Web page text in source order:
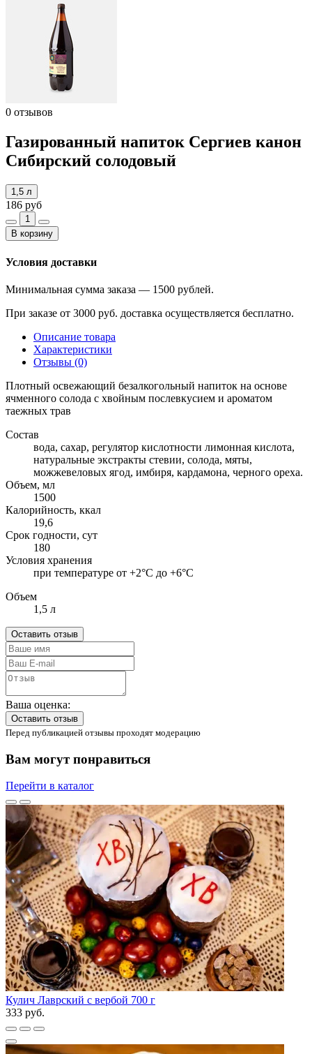
0 отзывов
Газированный напиток Сергиев канон
Сибирский солодовый
1,5 л
186 руб
1
В корзину
Условия доставки
Минимальная сумма заказа — 1500 рублей.
При заказе от 3000 руб. доставка осуществляется бесплатно.
Описание товара
Характеристики
Отзывы (0)
Плотный освежающий безалкогольный напиток на основе
ячменного солода с хвойным послевкусием и ароматом
таежных трав
Состав
вода, сахар, регулятор кислотности лимонная кислота,
натуральные экстракты стевии, солода, мяты,
можжевеловых ягод, имбиря, кардамона, черного ореха.
Объем, мл
1500
Калорийность, ккал
19,6
Срок годности, сут
180
Условия хранения
при температуре от +2°С до +6°С
Объем
1,5 л
Оставить отзыв
Ваша оценка:
Оставить отзыв
Перед публикацией отзывы проходят модерацию
Вам могут понравиться
Перейти в каталог
Кулич Лаврский с вербой 700 г
333 руб.